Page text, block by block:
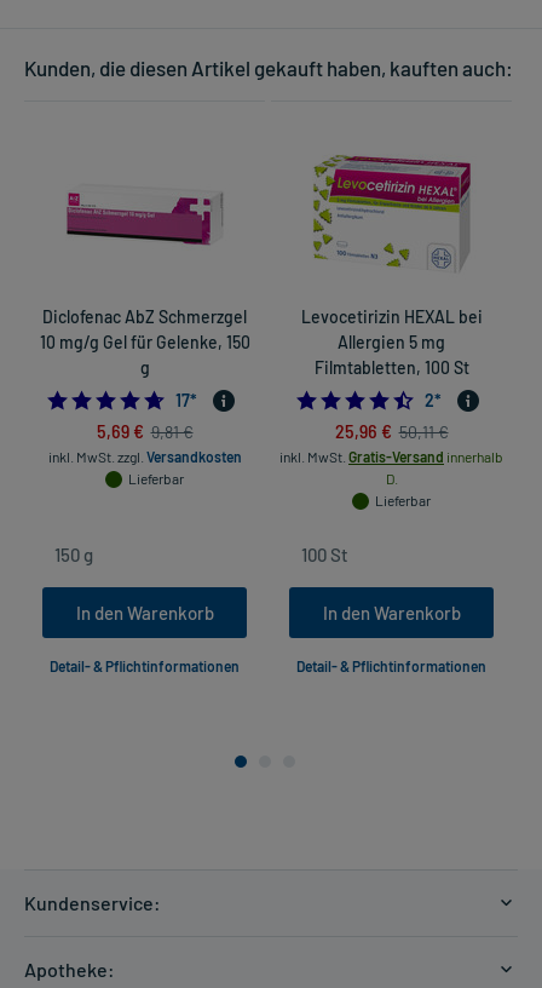
Kunden, die diesen Artikel gekauft haben, kauften auch:
Diclofenac AbZ Schmerzgel
10 mg/g Gel für Gelenke, 150
g
4.705882352941177
17*
5,69 € 9,81 €
inkl. MwSt. zzgl. Versandkosten
Lieferbar
In den Warenkorb
Detail- & Pflichtinformationen
Levocetirizin HEXAL bei
Allergien 5 mg
Filmtabletten, 100 St
4.5
2*
25,96 € 50,11 €
inkl. MwSt. Gratis-Versand innerhalb
D.
Lieferbar
In den Warenkorb
Detail- & Pflichtinformationen
Kundenservice:
Apotheke: